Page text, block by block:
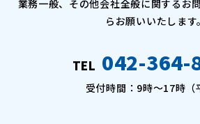
業務一般、その他会社全般に関するお
らお願いいたします。
TEL 042-364-
受付時間：9時〜17時（